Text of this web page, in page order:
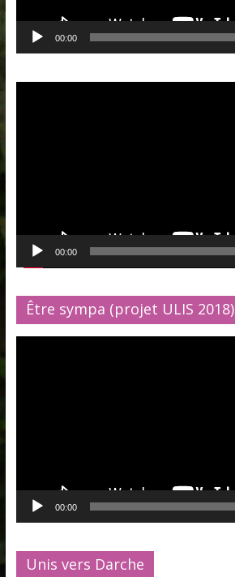
00:00
00:00
Être sympa (projet ULIS 2018)
00:00
Unis vers Darche